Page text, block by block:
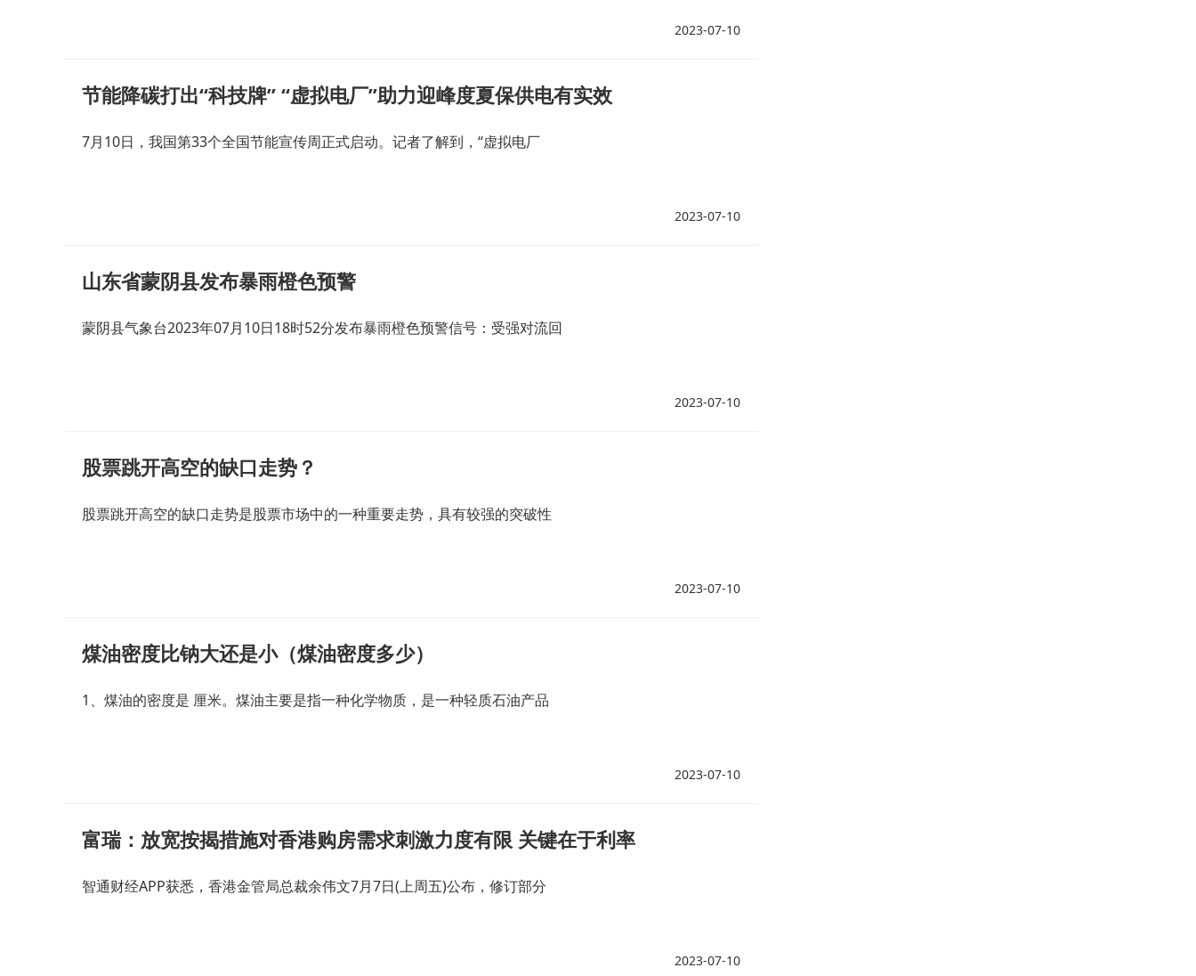
2023-07-10
节能降碳打出“科技牌” “虚拟电厂”助力迎峰度夏保供电有实效
7月10日，我国第33个全国节能宣传周正式启动。记者了解到，“虚拟电厂
2023-07-10
山东省蒙阴县发布暴雨橙色预警
蒙阴县气象台2023年07月10日18时52分发布暴雨橙色预警信号：受强对流回
2023-07-10
股票跳开高空的缺口走势？
股票跳开高空的缺口走势是股票市场中的一种重要走势，具有较强的突破性
2023-07-10
煤油密度比钠大还是小（煤油密度多少）
1、煤油的密度是 厘米。煤油主要是指一种化学物质，是一种轻质石油产品
2023-07-10
富瑞：放宽按揭措施对香港购房需求刺激力度有限 关键在于利率
智通财经APP获悉，香港金管局总裁余伟文7月7日(上周五)公布，修订部分
2023-07-10